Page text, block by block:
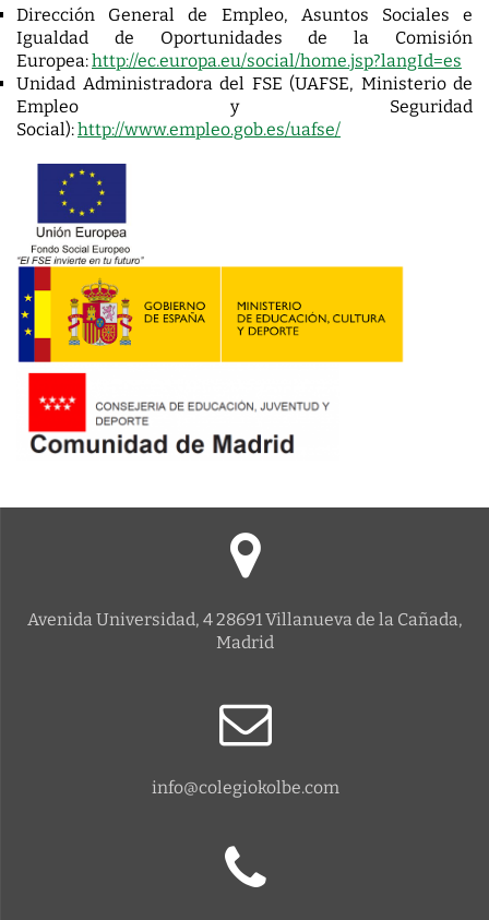
Dirección General de Empleo, Asuntos Sociales e
Igualdad de Oportunidades de la Comisión
Europea:http://ec.europa.eu/social/home.jsp?langId=es
Unidad Administradora del FSE (UAFSE, Ministerio de
Empleo y Seguridad
Social):http://www.empleo.gob.es/uafse/
Avenida Universidad, 4 28691 Villanueva de la Cañada,
Madrid
info@colegiokolbe.com